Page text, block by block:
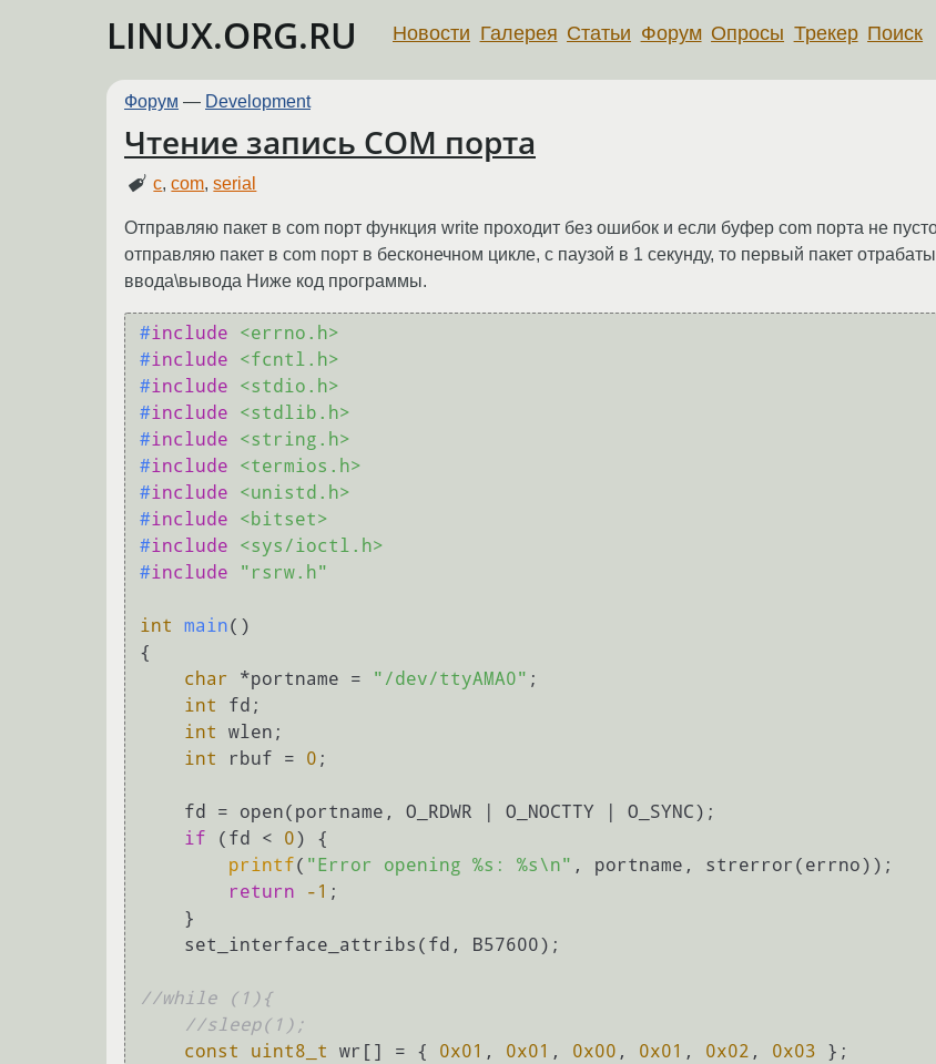
LINUX.ORG.RU Новости Галерея Статьи Форум Опросы Трекер Поиск
Форум — Development
Чтение запись COM порта
c,com,serial
Отправляю пакет в com порт функция write проходит без ошибок и если буфер com порта не
отправляю пакет в com порт в бесконечном цикле, с паузой в 1 секунду, то первый пакет
ввода\вывода Ниже код программы.
#include
<errno.h>
#include
<fcntl.h>
#include
<stdio.h>
#include
<stdlib.h>
#include
<string.h>
#include
<termios.h>
#include
<unistd.h>
#include
<bitset>
#include
<sys/ioctl.h>
#include "rsrw.h"
int main()
{
char *portname = "/dev/ttyAMA0" ;
int
fd;
int
wlen;
int
rbuf = 0 ;
if (fd < 0) {
printf( "Error opening %s: %s\n" , portname, strerror(errno));
return
-1 ;
//while (1){
//sleep(1);
const
uint8_t wr[] = { 0x01 , 0x01 , 0x00 , 0x01 , 0x02 , 0x03 };